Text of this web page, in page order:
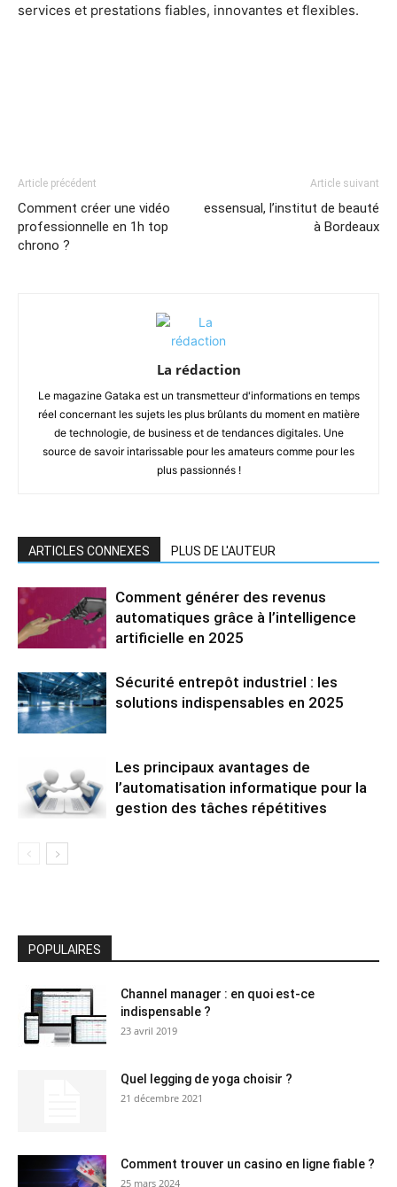
services et prestations fiables, innovantes et flexibles.
Article précédent
Comment créer une vidéo
professionnelle en 1h top
chrono ?
Article suivant
essensual, l’institut de beauté
à Bordeaux
La rédaction
Le magazine Gataka est un transmetteur d'informations en temps
réel concernant les sujets les plus brûlants du moment en matière
de technologie, de business et de tendances digitales. Une
source de savoir intarissable pour les amateurs comme pour les
plus passionnés !
ARTICLES CONNEXES PLUS DE L'AUTEUR
Comment générer des revenus
automatiques grâce à l’intelligence
artificielle en 2025
Sécurité entrepôt industriel : les
solutions indispensables en 2025
Les principaux avantages de
l’automatisation informatique pour la
gestion des tâches répétitives
POPULAIRES
Channel manager : en quoi est-ce
indispensable ?
23 avril 2019
Quel legging de yoga choisir ?
21 décembre 2021
Comment trouver un casino en ligne fiable ?
25 mars 2024